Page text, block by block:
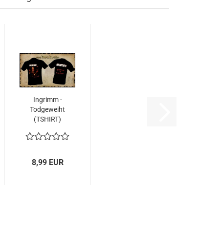
Ingrimm -
Todgeweiht
(TSHIRT)
8,99 EUR